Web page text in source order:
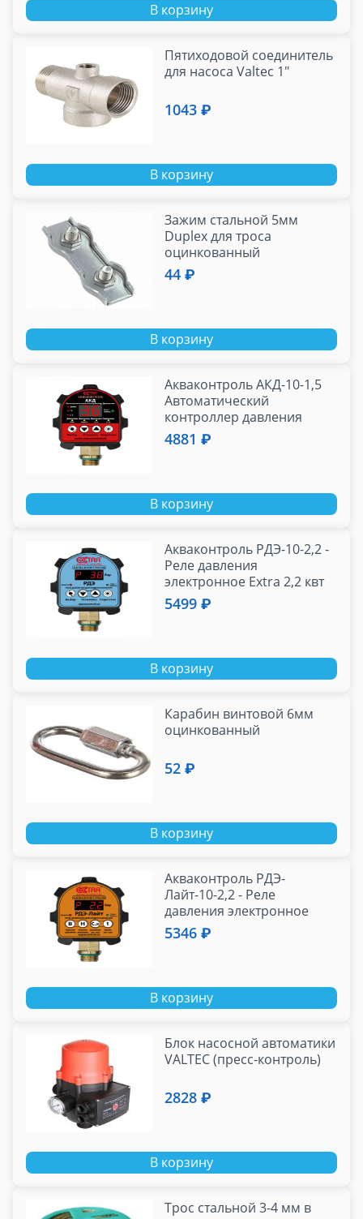
В корзину
Пятиходовой соединитель
для насоса Valtec 1"
1043 ₽
В корзину
Зажим стальной 5мм
Duplex для троса
оцинкованный
44 ₽
В корзину
Акваконтроль АКД-10-1,5
Автоматический
контроллер давления
воды Extra
4881 ₽
В корзину
Акваконтроль РДЭ-10-2,2 -
Реле давления
электронное Extra 2,2 квт
5499 ₽
В корзину
Карабин винтовой 6мм
оцинкованный
52 ₽
В корзину
Акваконтроль РДЭ-
Лайт-10-2,2 - Реле
давления электронное
Extra т
5346 ₽
В корзину
Блок насосной автоматики
VALTEC (пресс-контроль)
2828 ₽
В корзину
Трос стальной 3-4 мм в